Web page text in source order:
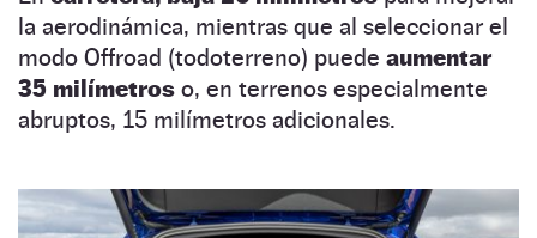
la aerodinámica, mientras que al seleccionar el
modo Offroad (todoterreno) puede aumentar
35 milímetros o, en terrenos especialmente
abruptos, 15 milímetros adicionales.